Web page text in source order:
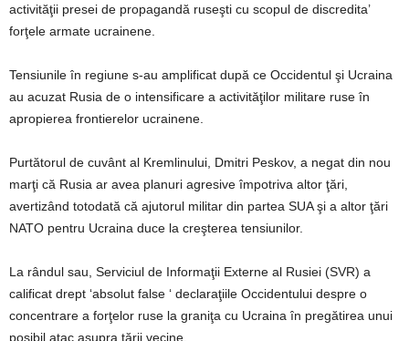
activităţii presei de propagandă ruseşti cu scopul de discredita’
forţele armate ucrainene.
Tensiunile în regiune s-au amplificat după ce Occidentul şi Ucraina
au acuzat Rusia de o intensificare a activităţilor militare ruse în
apropierea frontierelor ucrainene.
Purtătorul de cuvânt al Kremlinului, Dmitri Peskov, a negat din nou
marţi că Rusia ar avea planuri agresive împotriva altor ţări,
avertizând totodată că ajutorul militar din partea SUA şi a altor ţări
NATO pentru Ucraina duce la creşterea tensiunilor.
La rândul sau, Serviciul de Informaţii Externe al Rusiei (SVR) a
calificat drept ‘absolut false ‘ declaraţiile Occidentului despre o
concentrare a forţelor ruse la graniţa cu Ucraina în pregătirea unui
posibil atac asupra ţării vecine.